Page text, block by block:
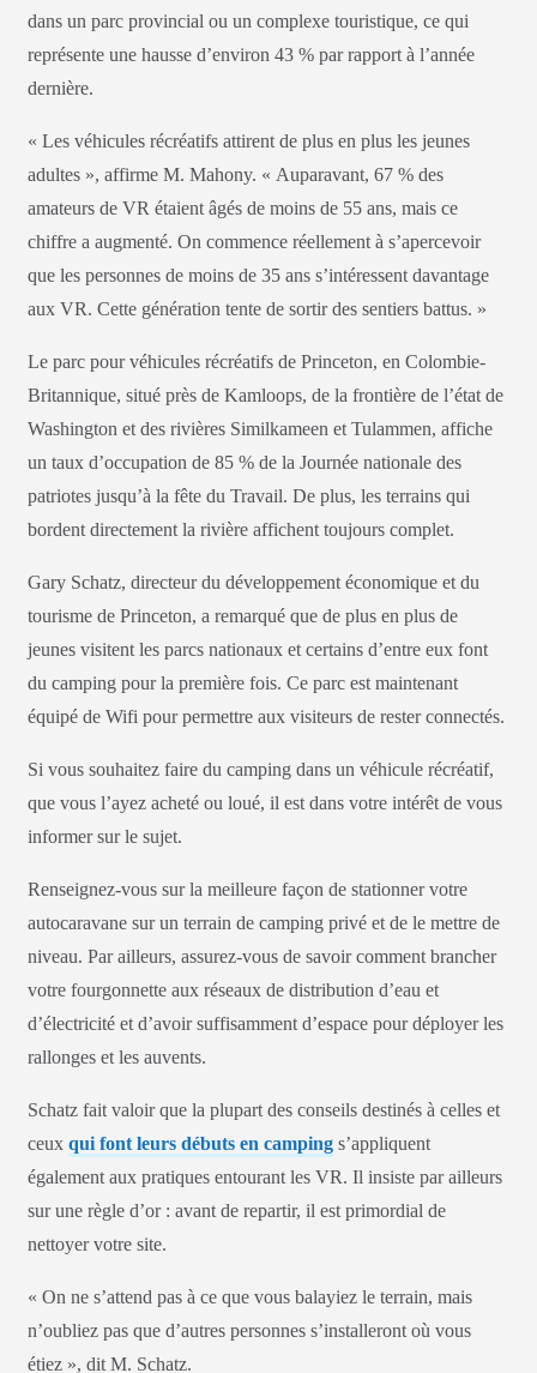
dans un parc provincial ou un complexe touristique, ce qui
représente une hausse d’environ 43 % par rapport à l’année
dernière.
« Les véhicules récréatifs attirent de plus en plus les jeunes
adultes », affirme M. Mahony. « Auparavant, 67 % des
amateurs de VR étaient âgés de moins de 55 ans, mais ce
chiffre a augmenté. On commence réellement à s’apercevoir
que les personnes de moins de 35 ans s’intéressent davantage
aux VR. Cette génération tente de sortir des sentiers battus. »
Le parc pour véhicules récréatifs de Princeton, en Colombie-
Britannique, situé près de Kamloops, de la frontière de l’état de
Washington et des rivières Similkameen et Tulammen, affiche
un taux d’occupation de 85 % de la Journée nationale des
patriotes jusqu’à la fête du Travail. De plus, les terrains qui
bordent directement la rivière affichent toujours complet.
Gary Schatz, directeur du développement économique et du
tourisme de Princeton, a remarqué que de plus en plus de
jeunes visitent les parcs nationaux et certains d’entre eux font
du camping pour la première fois. Ce parc est maintenant
équipé de Wifi pour permettre aux visiteurs de rester connectés.
Si vous souhaitez faire du camping dans un véhicule récréatif,
que vous l’ayez acheté ou loué, il est dans votre intérêt de vous
informer sur le sujet.
Renseignez-vous sur la meilleure façon de stationner votre
autocaravane sur un terrain de camping privé et de le mettre de
niveau. Par ailleurs, assurez-vous de savoir comment brancher
votre fourgonnette aux réseaux de distribution d’eau et
d’électricité et d’avoir suffisamment d’espace pour déployer les
rallonges et les auvents.
Schatz fait valoir que la plupart des conseils destinés à celles et
ceux qui font leurs débuts en camping s’appliquent
également aux pratiques entourant les VR. Il insiste par ailleurs
sur une règle d’or : avant de repartir, il est primordial de
nettoyer votre site.
« On ne s’attend pas à ce que vous balayiez le terrain, mais
n’oubliez pas que d’autres personnes s’installeront où vous
étiez », dit M. Schatz.